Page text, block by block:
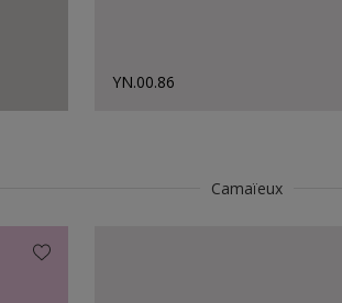
YN.00.86
Camaïeux